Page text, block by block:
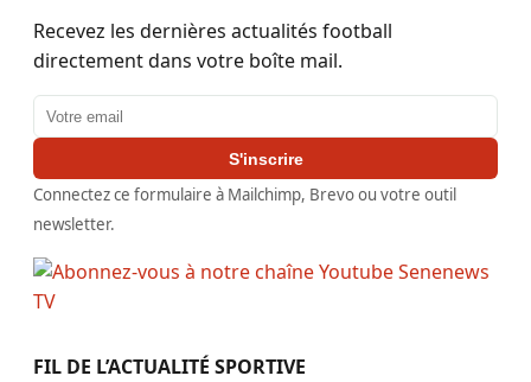
Recevez les dernières actualités football
directement dans votre boîte mail.
Adresse email
S'inscrire
Connectez ce formulaire à Mailchimp, Brevo ou votre outil
newsletter.
FIL DE L’ACTUALITÉ SPORTIVE